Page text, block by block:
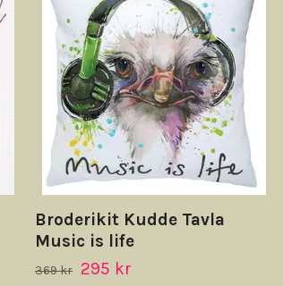
Broderikit Kudde Tavla
Music is life
369 kr 295 kr